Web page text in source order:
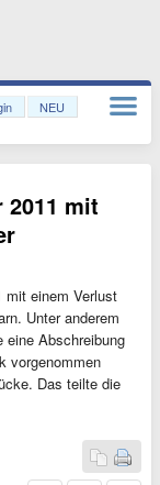
NEU
2011 mit
mit einem Verlust
Unter anderem
eine Abschreibung
vorgenommen
Das teilte die